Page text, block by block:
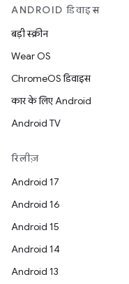
ANDROID डिवाइस
बड़ी स्क्रीन
Wear OS
ChromeOS डिवाइस
कार के लिए Android
Android TV
रिलीज़
Android 17
Android 16
Android 15
Android 14
Android 13